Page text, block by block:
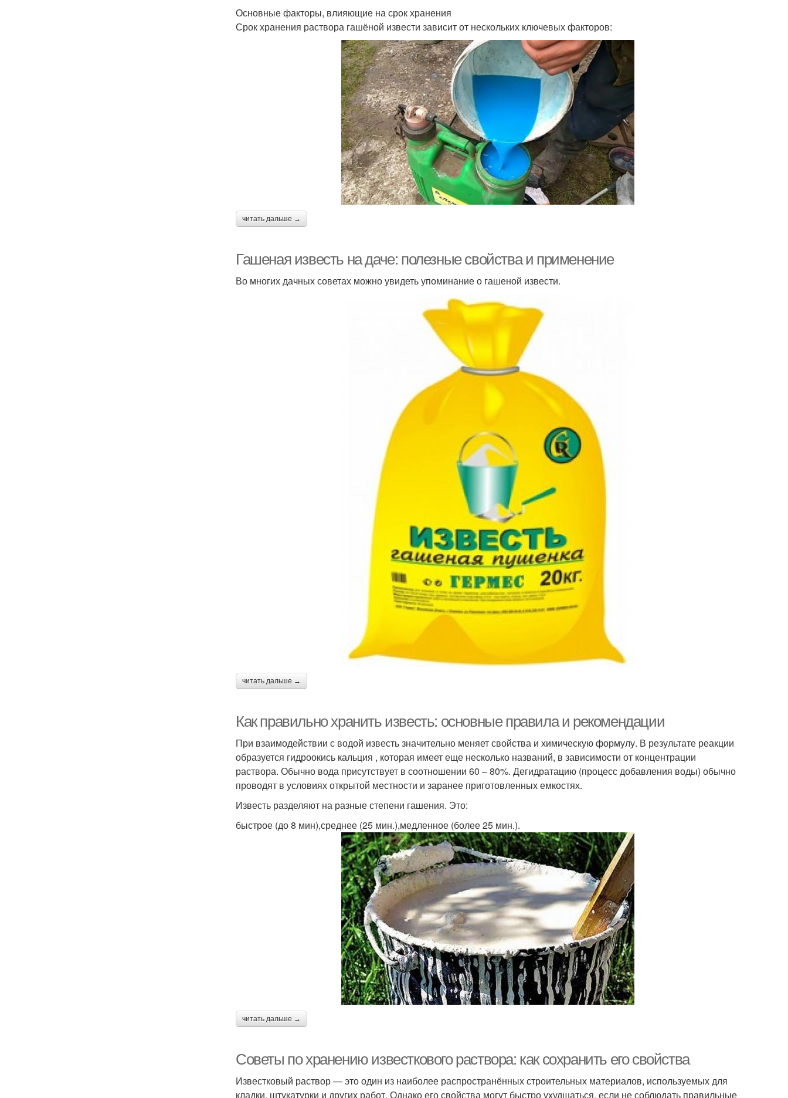
Основные факторы, влияющие на срок хранения
Срок хранения раствора гашёной извести зависит от нескольких ключевых факторов:
читать дальше →
Гашеная известь на даче: полезные свойства и применение
Во многих дачных советах можно увидеть упоминание о гашеной извести.
читать дальше →
Как правильно хранить известь: основные правила и рекомендации
При взаимодействии с водой известь значительно меняет свойства и химическую формулу. В результате реакции
образуется гидроокись кальция , которая имеет еще несколько названий, в зависимости от концентрации
раствора. Обычно вода присутствует в соотношении 60 – 80%. Дегидратацию (процесс добавления воды) обычно
проводят в условиях открытой местности и заранее приготовленных емкостях.
Известь разделяют на разные степени гашения. Это:
быстрое (до 8 мин),среднее (25 мин.),медленное (более 25 мин.).
читать дальше →
Советы по хранению известкового раствора: как сохранить его свойства
Известковый раствор — это один из наиболее распространённых строительных материалов, используемых для
кладки, штукатурки и других работ. Однако его свойства могут быстро ухудшаться, если не соблюдать правильные